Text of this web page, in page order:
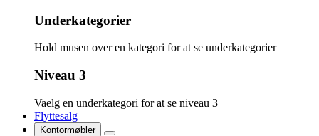
Underkategorier
Hold musen over en kategori for at se underkategorier
Niveau 3
Vaelg en underkategori for at se niveau 3
Flyttesalg
Kontormøbler